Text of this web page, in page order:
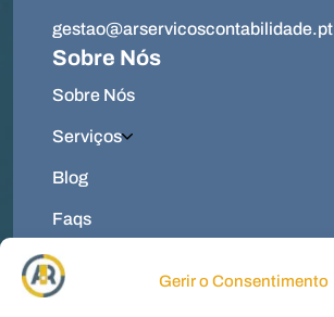
Gerir o Consentimento
gestao@arservicoscontabilidade.pt
Sobre Nós
Sobre Nós
Serviços
Blog
Faqs
Contactos
Menu